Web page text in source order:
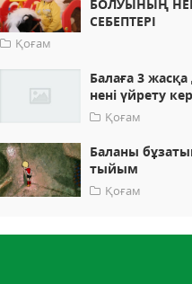
БОЛУЫНЫҢ
СЕБЕПТЕРІ
Қоғам
Балаға 3 жасқа
нені үйрету
Қоғам
Баланы
тыйым
Қоғам